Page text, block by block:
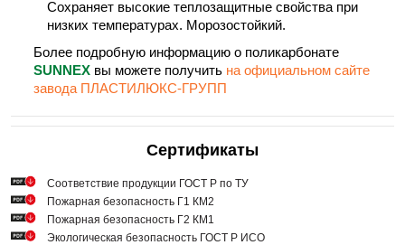
Сохраняет высокие теплозащитные свойства при
низких температурах. Морозостойкий.
Более подробную информацию о поликарбонате
SUNNEX вы можете получить на официальном сайте
завода ПЛАСТИЛЮКС-ГРУПП
Сертификаты
Cоответствие продукции ГОСТ Р по ТУ
Пожарная безопасность Г1 КМ2
Пожарная безопасность Г2 КМ1
Экологическая безопасность ГОСТ Р ИСО